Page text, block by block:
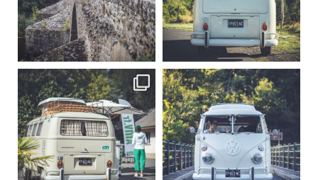
Sep 15
219
3
Sep 12
216
3
becombi
Sep 10
becombi
Août 10